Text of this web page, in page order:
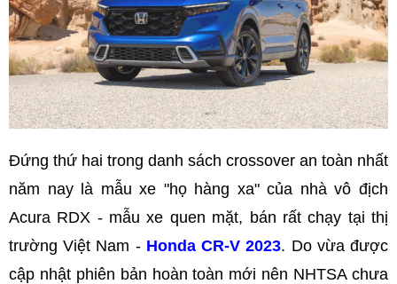
Đứng thứ hai trong danh sách crossover an toàn nhất
năm nay là mẫu xe "họ hàng xa" của nhà vô địch
Acura RDX - mẫu xe quen mặt, bán rất chạy tại thị
trường Việt Nam - Honda CR-V 2023. Do vừa được
cập nhật phiên bản hoàn toàn mới nên NHTSA chưa